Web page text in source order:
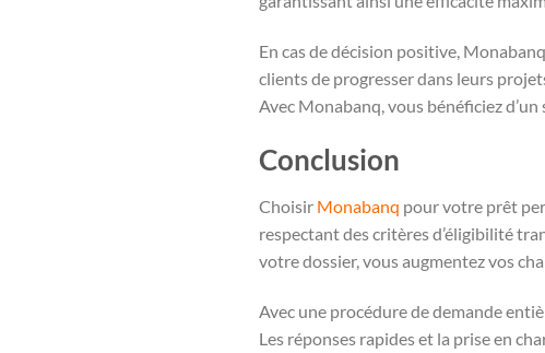
En cas de décision positive,
clients de progresser dans leurs
Avec Monabanq, vous bénéficiez
Conclusion
Choisir Monabanq pour votre prêt
respectant des critères d’éligibilité
votre dossier, vous augmentez vos
Avec une procédure de demande
Les réponses rapides et la prise en